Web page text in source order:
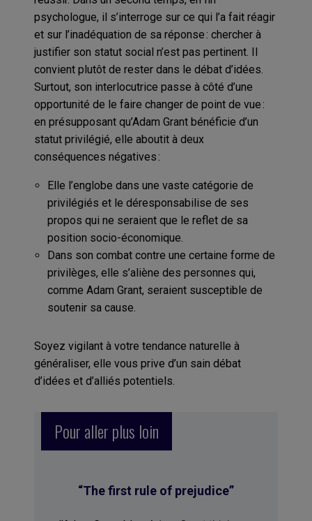
psychologue, il s’interroge sur ce qui l’a fait réagir
et sur l’inadéquation de sa réponse : chercher à
justifier son statut social n’est pas pertinent. Il
convient plutôt de rester dans le débat d’idées.
Surtout, son interlocutrice passe à côté d’une
opportunité de le faire changer de point de vue :
en présupposant qu’Adam Grant bénéficie d’un
statut privilégié, elle aboutit à deux
conséquences négatives :
Elle l’englobe dans une vaste catégorie de
privilégiés et le déresponsabilise de ses
propos qui ne seraient que le reflet de sa
position socio-économique.
Dans son combat contre une certaine forme de
privilèges, elle s’aliène des personnes qui,
comme Adam Grant, seraient susceptible de
soutenir sa cause.
Soyez vigilant à votre tendance naturelle à
généraliser, elle vous prive d’un sain débat
d’idées et d’alliés potentiels.
Pour aller plus loin
“The first rule of prejudice”